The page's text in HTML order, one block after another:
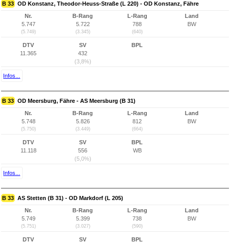
B 33 OD Konstanz, Theodor-Heuss-Straße (L 220) - OD Konstanz, Fähre
Nr.
5.747
(5.749)
B-Rang
5.722
(3.345)
L-Rang
788
(640)
Land
BW
DTV
11.365
SV
432
(3,8%)
BPL
Infos...
B 33 OD Meersburg, Fähre - AS Meersburg (B 31)
Nr.
5.748
(5.750)
B-Rang
5.826
(3.449)
L-Rang
812
(664)
Land
BW
DTV
11.118
SV
556
(5,0%)
BPL
WB
Infos...
B 33 AS Stetten (B 31) - OD Markdorf (L 205)
Nr.
5.749
(5.751)
B-Rang
5.399
(3.027)
L-Rang
738
(590)
Land
BW
DTV
SV
BPL